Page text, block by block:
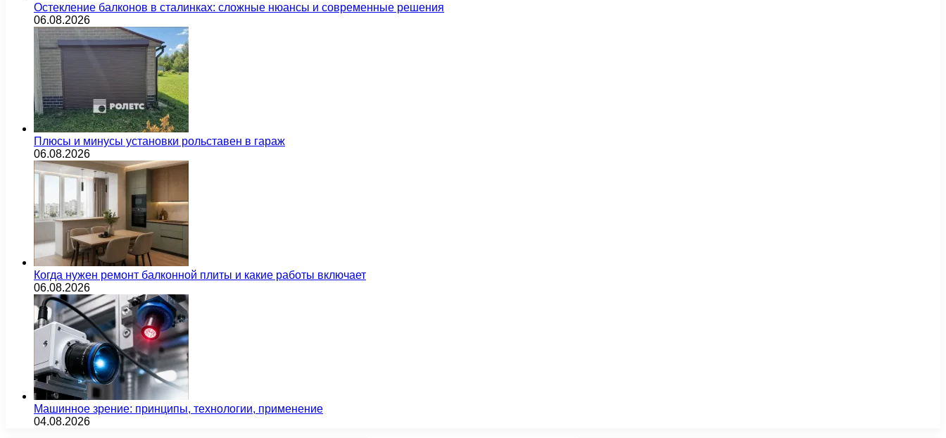
Остекление балконов в сталинках: сложные нюансы и современные решения
06.08.2026
Плюсы и минусы установки рольставен в гараж
06.08.2026
Когда нужен ремонт балконной плиты и какие работы включает
06.08.2026
Машинное зрение: принципы, технологии, применение
04.08.2026